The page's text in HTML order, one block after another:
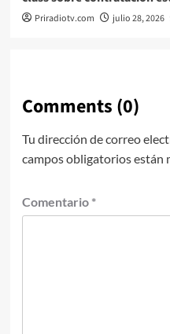
Priradiotv.com julio 28, 2026
Comments (0)
Tu dirección de correo
campos obligatorios están
Comentario *